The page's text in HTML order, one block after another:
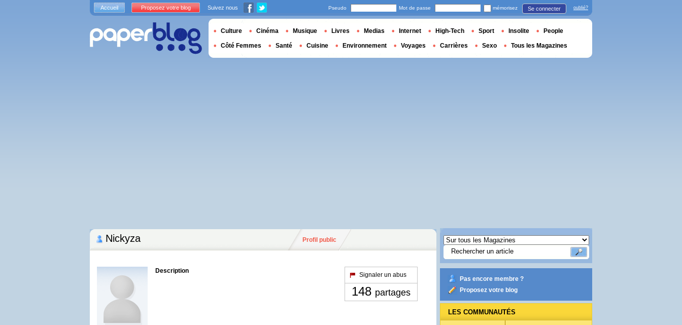
Nickyza Profil public
Description
Signaler un abus
148 partages
Pas encore membre ?
Proposez votre blog
LES COMMUNAUTÉS
Accueil Proposez votre blog Suivez nous Pseudo Mot de passe mémorisez Se connecter oublié?
Culture Cinéma Musique Livres Medias Internet High-Tech Sport Insolite People
Côté Femmes Santé Cuisine Environnement Voyages Carrières Sexo Tous les Magazines